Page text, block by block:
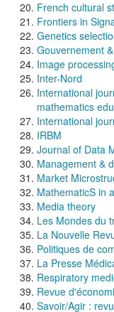
French cultural
Frontiers in
Genetics
Gouvernement
Image
Inter-Nord
International
mathematics
International
IRBM
Journal of Data
Management &
Market
MathematicS in
Media theory
Les Mondes du
La Nouvelle
Politiques de
La Presse
Respiratory
Revue
Savoir/Agir :